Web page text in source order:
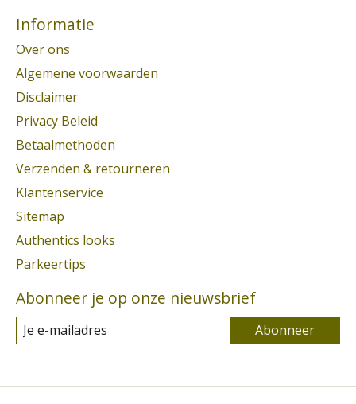
Informatie
Over ons
Algemene voorwaarden
Disclaimer
Privacy Beleid
Betaalmethoden
Verzenden & retourneren
Klantenservice
Sitemap
Authentics looks
Parkeertips
Abonneer je op onze nieuwsbrief
Abonneer